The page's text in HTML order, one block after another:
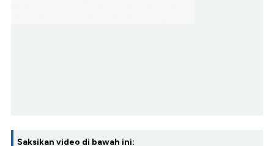
Saksikan video di bawah ini: